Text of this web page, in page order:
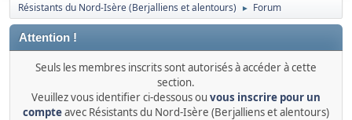
Résistants du Nord-Isère (Berjalliens et alentours) ► Forum
Attention !
Seuls les membres inscrits sont autorisés à accéder à cette
section.
Veuillez vous identifier ci-dessous ou vous inscrire pour un
compteavec Résistants du Nord-Isère (Berjalliens et alentours)